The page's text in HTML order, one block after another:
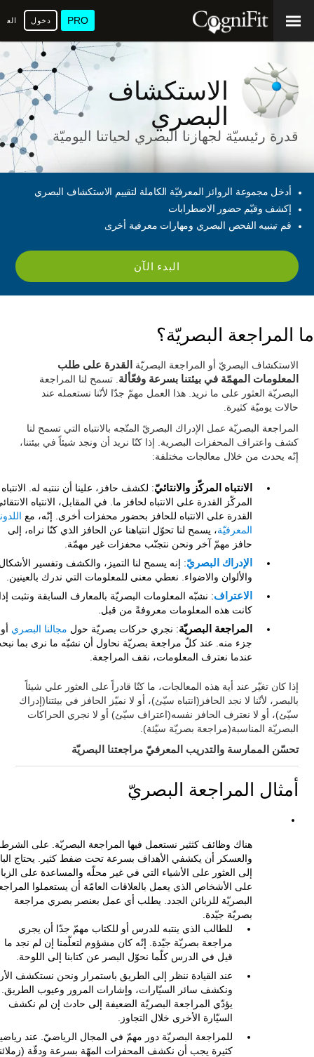
PRO دخول
الاستكشاف
البصري
قدرة رئيسيّة لجهازنا البصري لحياتنا اليوميّة
أدخل مجموعة الروائز المعرفيّة الكاملة لتقييم الاستكشاف البصري
إكشف وقيّم حضور الاضطرابات
قم تبنبيه الفحص البصري ومهارات معرفية أخرى
البدء الآن
ما المراجعة البصريّة؟
الاستكشاف البصريّ أو المراجعة البصريّة
القدرة على طلب
المعلومات المهمّة في بيئتنا بسرعة وفعّألة . تسمح لنا المراجعة
البصريّة العثور على ما نريد. هذا العمل مهمّ جدّا لأنّنا نستعمله عند
حالات يوميّة كثيرة.
المراجعة البصريّة عمل الإدراك البصريّ المتّجه بالانتباه التي تسمح لنا
كشف واعتراف المحفزات البصرية. إذا كنّا نريد أن ونجد شيئاً في بيئتنا،
إنّه يحدث من خلال معالجات مختلفة:
الانتباه المركّز والانتائيّ: لكشف حافز، علينا أن ننتبه له. الانتباه
المركّز القدرة على الانتباه لحافز ما. في المقابل، الانتباه
القدرة على الانتباه للحافز بحضور محفزات أخرى. إنّه، مع
المعرفيّة، يسمح لنا تحوّل انتباهنا عن الحافز الذي كنّا نراه، إلى
حافز مهمّ آخر ونحن نتجنّب محفزات غير مهمّة.
الإدراك البصريّ: إنه يسمح لنا التميز، والكشف وتفسير
والألوان والاضواء. نعطي معنى للمعلومات التي ندرك بالعينين.
الاعتراف: نشبّه المعلومات البصريّة بالمعارف السابقة ونثبت
كانت هذه المعلومات معروفةً من قبل.
المراجعة البصريّة: نجري حركات بصريّة حول مجالنا البصري أو
جزء منه. عند كلّ مراجعة بصريّة نحاول أن نشبّه ما نرى بما
عندما نعترف المعلومات، نقف المراجعة.
إذا كان تغيّر عند أية هذه المعالجات، ما كنّا قادراً على العثور علي شيئاً
بالبصر، لأنّنا لا نجد الحافز(انتباه سيّئ)، أو لا نميّز الحافز في بيئتنا(إدراك
سيّئ)، أو لا نعترف الحافز نفسه(اعتراف سيّئ) أو لا نجري الحراكات
البصريّة المناسبة(مراجعة بصريّة سيّئة).
تحسّن الممارسة والتدريب المعرفيّ مراجعتنا البصريّة
أمثال المراجعة البصريّ
هناك وظائف كثثير نستعمل فيها المراجعة البصريّة. على
والعسكر أن يكشفي الأهداف بسرعة تحت ضفط كثير. يحتاج
إلى العثور على الأشياء التي في غير محلّه والمساعدة على
على الأشخاص الذي يعمل بالعلاقات العامّة أن يستعملوا
البصريّة للزبائن الجدد. يطلب أي عمل بعنصر بصري مراجعة
بصريّة جيّدة.
للطالب الذي ينتبه للدرس أو للكتاب مهمّ جدّا أن يجري
مراجعة بصريّة جيّدة. إنّه كان مشؤوم لتعلّمنا إن لم نجد ما
قيل في الدرس كلّما نحوّل البصر عن كتابنا إلى اللوحة.
عند القيادة ننظر إلى الطريق باستمرار ونحن نستكشف
ونكشف سائر السيّارات، وإشارات المرور وعيوب الطريق.
يؤدّي المراجعة البصريّة الضعيفة إلى حادث إن لم نكشف
السيّارة الأخرى خلال التجاوز.
للمراجعة البصريّة دور مهمّ في المجال الرياضيّ. عند
كثيرة يجب أن نكشف المحفزات المهّة بسرعة ودقّة